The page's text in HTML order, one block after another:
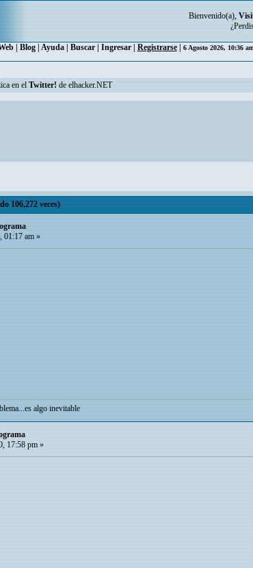
Bienvenido(a),
| Blog| Ayuda| Buscar| Ingresar| Registrarse| 6 Agosto 2026, 10:36
en el Twitter! de elhacker.NET
106,272 veces)
01:17 am »
algo inevitable
17:58 pm »